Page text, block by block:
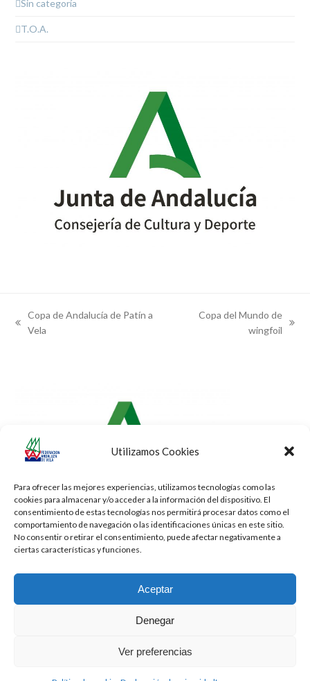
Utilizamos Cookies
Para ofrecer las mejores experiencias, utilizamos tecnologías como las
cookies para almacenar y/o acceder a la información del dispositivo. El
consentimiento de estas tecnologías nos permitirá procesar datos como el
comportamiento de navegación o las identificaciones únicas en este sitio.
No consentir o retirar el consentimiento, puede afectar negativamente a
ciertas características y funciones.
Aceptar
Denegar
Ver preferencias
Sin categoría
T.O.A.
previous
Copa de Andalucía de Patín a
Vela
Copa del Mundo de
wingfoil
Todos los derechos reservados -Privacidad